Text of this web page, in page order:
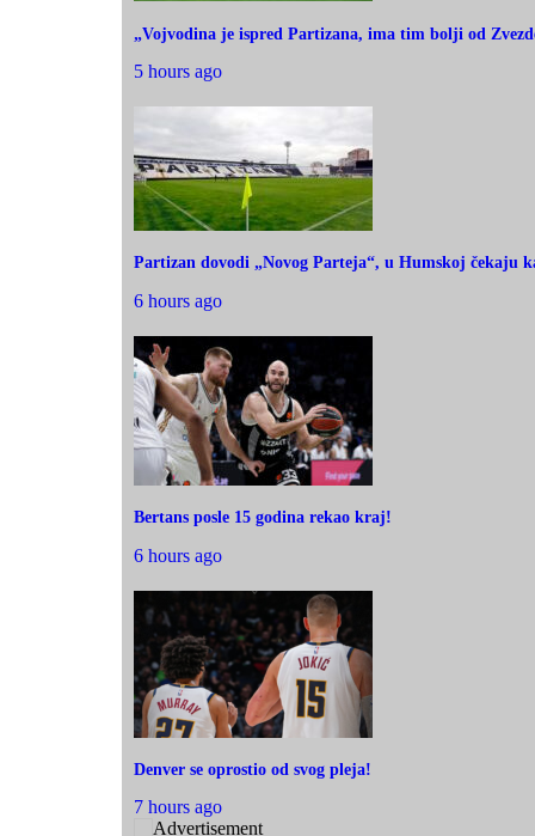
„Vojvodina je ispred Partizana, ima tim bolji od
5 hours ago
Partizan dovodi „Novog Parteja“, u Humskoj čekaju
6 hours ago
Bertans posle 15 godina rekao kraj!
6 hours ago
Denver se oprostio od svog pleja!
7 hours ago